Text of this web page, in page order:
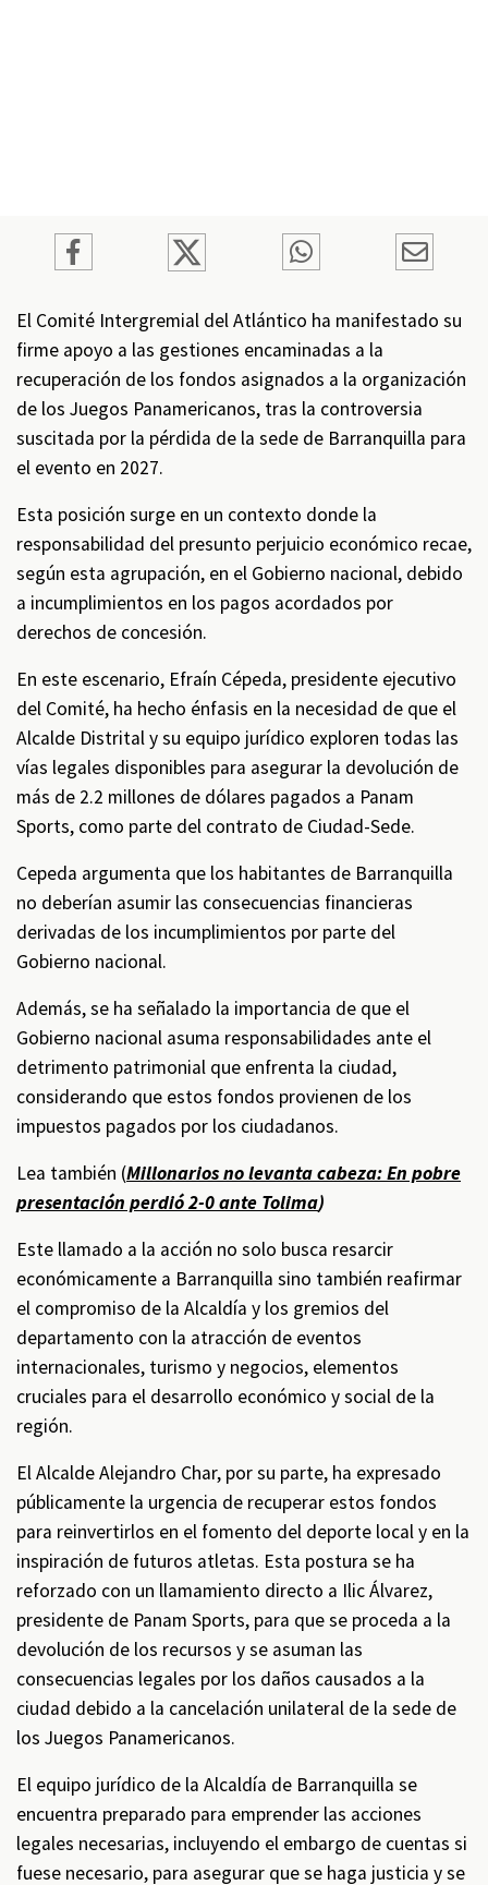
El Comité Intergremial del Atlántico ha manifestado su
firme apoyo a las gestiones encaminadas a la
recuperación de los fondos asignados a la organización
de los Juegos Panamericanos, tras la controversia
suscitada por la pérdida de la sede de Barranquilla para
el evento en 2027.
Esta posición surge en un contexto donde la
responsabilidad del presunto perjuicio económico recae,
según esta agrupación, en el Gobierno nacional, debido
a incumplimientos en los pagos acordados por
derechos de concesión.
En este escenario, Efraín Cépeda, presidente ejecutivo
del Comité, ha hecho énfasis en la necesidad de que el
Alcalde Distrital y su equipo jurídico exploren todas las
vías legales disponibles para asegurar la devolución de
más de 2.2 millones de dólares pagados a Panam
Sports, como parte del contrato de Ciudad-Sede.
Cepeda argumenta que los habitantes de Barranquilla
no deberían asumir las consecuencias financieras
derivadas de los incumplimientos por parte del
Gobierno nacional.
Además, se ha señalado la importancia de que el
Gobierno nacional asuma responsabilidades ante el
detrimento patrimonial que enfrenta la ciudad,
considerando que estos fondos provienen de los
impuestos pagados por los ciudadanos.
Lea también (Millonarios no levanta cabeza: En pobre
presentación perdió 2-0 ante Tolima)
Este llamado a la acción no solo busca resarcir
económicamente a Barranquilla sino también reafirmar
el compromiso de la Alcaldía y los gremios del
departamento con la atracción de eventos
internacionales, turismo y negocios, elementos
cruciales para el desarrollo económico y social de la
región.
El Alcalde Alejandro Char, por su parte, ha expresado
públicamente la urgencia de recuperar estos fondos
para reinvertirlos en el fomento del deporte local y en la
inspiración de futuros atletas. Esta postura se ha
reforzado con un llamamiento directo a Ilic Álvarez,
presidente de Panam Sports, para que se proceda a la
devolución de los recursos y se asuman las
consecuencias legales por los daños causados a la
ciudad debido a la cancelación unilateral de la sede de
los Juegos Panamericanos.
El equipo jurídico de la Alcaldía de Barranquilla se
encuentra preparado para emprender las acciones
legales necesarias, incluyendo el embargo de cuentas si
fuese necesario, para asegurar que se haga justicia y se